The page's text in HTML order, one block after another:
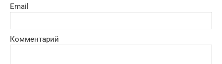
Email
Комментарий